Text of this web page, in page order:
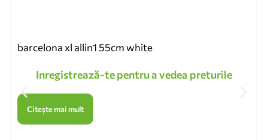
barcelona xl allin1 55cm white
Inregistrează-te pentru a vedea preturile
Citește mai mult